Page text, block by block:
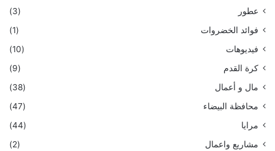
عطور
(3)
فوائد الخضروات
(1)
فيديوهات
(10)
كرة القدم
(9)
مال و أعمال
(38)
محافظة البيضاء
(47)
مرايا
(44)
مشاريع واعمال
(2)